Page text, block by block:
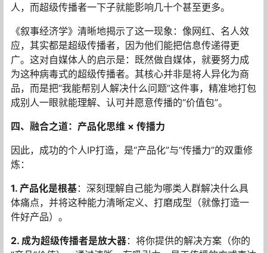
人，而超级传播者一下子就能影响几十个甚至更多。
《叙事经济学》清晰地揭示了这一现象：像网红、名人效
应，其实都是超级传播者，因为他们能把信息传递得更
广。这对自媒体人的启示是：既然做自媒体，就要努力成
为这种病毒式的超级传播者。其核心并非是将人异化为商
品，而是把“我能帮别人解决什么问题”这件事，精准地打包
成别人一眼就能理解、认可并愿意传播的“价值包”。
四、融合之道：产品化思维 × 传播力
因此，成功的个人IP打造，是“产品化”与“传播力”的双重修
炼：
1. 产品化是根基：深刻理解自己能为哪类人群解决什么具
体痛点，并将这种能力清晰定义、打磨成型（就像打造一
件好产品）。
2. 成为超级传播者是放大器：将你提供的解决方案（你的